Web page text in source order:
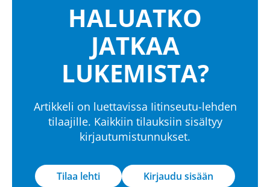
HALUATKO
JATKAA
LUKEMISTA?
Artikkeli on luettavissa Iitinseutu-lehden
tilaajille. Kaikkiin tilauksiin sisältyy
kirjautumistunnukset.
Tilaa lehti Kirjaudu sisään